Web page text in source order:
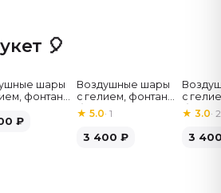
отличаться от заявленного
🎈
шары
фонтан,
₽
Воздушные шары
с гелием, фонтан,
бело-розовые, 7
шт
★5.0·1
3 400 ₽
с
бело-
★ 3.0· 2
3